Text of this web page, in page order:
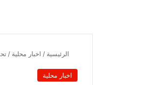
الرئيسية / اخبار محلية /
اخبار محلية